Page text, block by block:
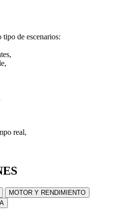
de escenarios:
real,
MOTOR Y RENDIMIENTO